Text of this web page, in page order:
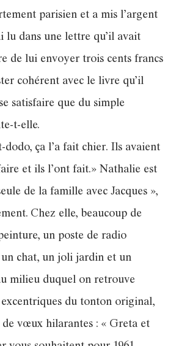
parisien et a mis l’argent
lu dans une lettre qu’il avait
de lui envoyer trois cents francs
cohérent avec le livre qu’il
satisfaire que du simple
t-elle.
ça l’a fait chier. Ils avaient
et ils l’ont fait.» Nathalie est
de la famille avec Jacques »,
Chez elle, beaucoup de
un poste de radio
chat, un joli jardin et un
milieu duquel on retrouve
du tonton original,
de vœux hilarantes : « Greta et